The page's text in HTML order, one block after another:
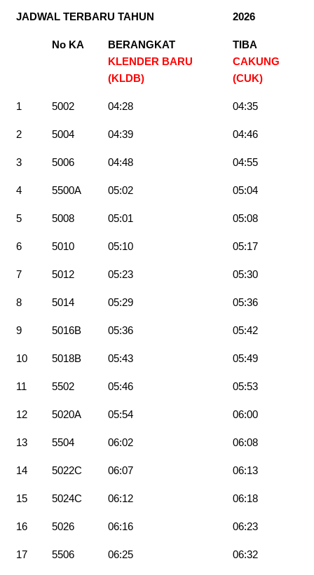
JADWAL TERBARU TAHUN 2026
No KA
BERANGKAT
KLENDER BARU
(KLDB)
TIBA
CAKUNG
(CUK)
1 5002 04:28 04:35
2 5004 04:39 04:46
3 5006 04:48 04:55
4 5500A 05:02 05:04
5 5008 05:01 05:08
6 5010 05:10 05:17
7 5012 05:23 05:30
8 5014 05:29 05:36
9 5016B 05:36 05:42
10 5018B 05:43 05:49
11 5502 05:46 05:53
12 5020A 05:54 06:00
13 5504 06:02 06:08
14 5022C 06:07 06:13
15 5024C 06:12 06:18
16 5026 06:16 06:23
17 5506 06:25 06:32